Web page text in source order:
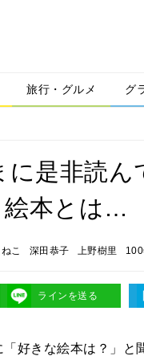
旅行・グルメ グ
是非読ん
絵本とは…
こ 深田恭子 上野樹里
ラインを送る
好きな絵本は？」と